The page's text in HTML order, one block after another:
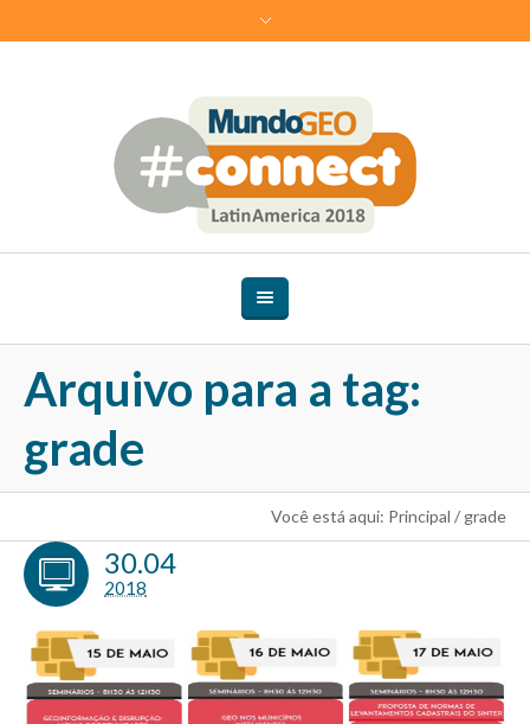
Arquivo para a tag:
grade
Você está aqui: Principal / grade
30.04
2018